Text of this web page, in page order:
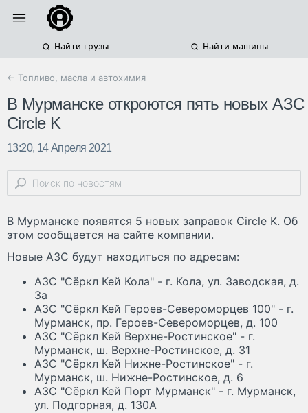
Найти грузы Найти машины
← Топливо, масла и автохимия
В Мурманске откроются пять новых АЗС
Circle K
13:20, 14 Апреля 2021
В Мурманске появятся 5 новых заправок Circle K. Об
этом сообщается на сайте компании.
Новые АЗС будут находиться по адресам:
АЗС "Сёркл Кей Кола" - г. Кола, ул. Заводская, д.
3а
АЗС "Сёркл Кей Героев-Североморцев 100" - г.
Мурманск, пр. Героев-Североморцев, д. 100
АЗС "Сёркл Кей Верхне-Ростинское" - г.
Мурманск, ш. Верхне-Ростинское, д. 31
АЗС "Сёркл Кей Нижне-Ростинское" - г.
Мурманск, ш. Нижне-Ростинское, д. 6
АЗС "Сёркл Кей Порт Мурманск" - г. Мурманск,
ул. Подгорная, д. 130А